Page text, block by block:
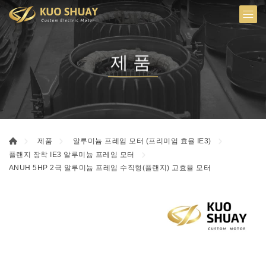
제품
제품
알루미늄 프레임 모터 (프리미엄 효율 IE3)
플랜지 장착 IE3 알루미늄 프레임 모터
ANUH 5HP 2극 알루미늄 프레임 수직형(플랜지) 고효율 모터